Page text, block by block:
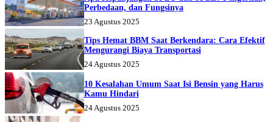
Perbedaan, dan Fungsinya
23 Agustus 2025
Tips Hemat BBM Saat Berkendara: Cara Efektif
Mengurangi Biaya Transportasi
24 Agustus 2025
10 Kesalahan Umum Saat Isi Bensin yang Harus
Kamu Hindari
24 Agustus 2025